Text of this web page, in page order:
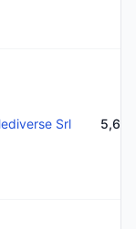
Srl 5,6